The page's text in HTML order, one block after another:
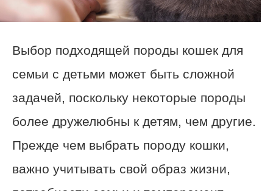
Выбор подходящей породы кошек для
семьи с детьми может быть сложной
задачей, поскольку некоторые породы
более дружелюбны к детям, чем другие.
Прежде чем выбрать породу кошки,
важно учитывать свой образ жизни,